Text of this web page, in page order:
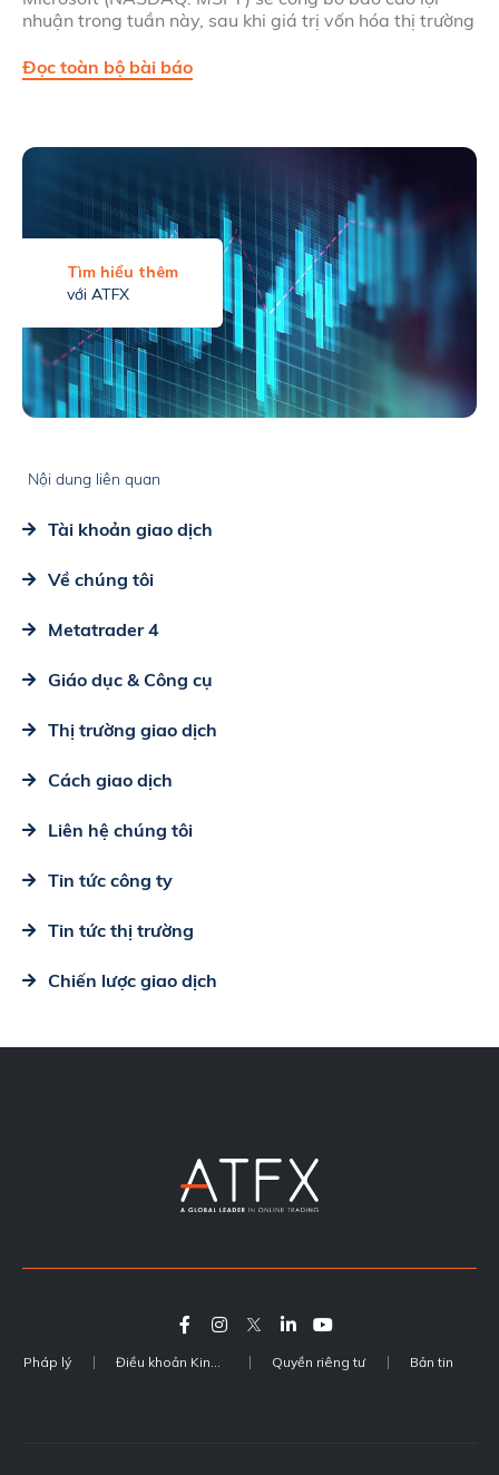
nhuận trong tuần này, sau khi giá trị vốn hóa thị trường
Đọc toàn bộ bài báo
Tìm hiểu thêm
với ATFX
Nội dung liên quan
Tài khoản giao dịch
Về chúng tôi
Metatrader 4
Giáo dục & Công cụ
Thị trường giao dịch
Cách giao dịch
Liên hệ chúng tôi
Tin tức công ty
Tin tức thị trường
Chiến lược giao dịch
Pháp lý Điều khoản Kinh doanh Quyền riêng tư Bản tin